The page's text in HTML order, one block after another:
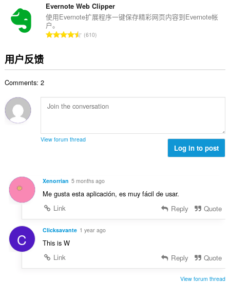
分
次
：
Evernote Web Clipper
使用Evernote扩展程序一键保存精彩网页内容到Evernote帐
户。
总610
用户反馈
Comments: 2
View forum thread
Log in to post
Xenorrian 5 months ago
Me gusta esta aplicación, es muy fácil de usar.
Link
Reply Quote
C Clicksavante 1 year ago
This is W
Link
Reply Quote
View forum thread